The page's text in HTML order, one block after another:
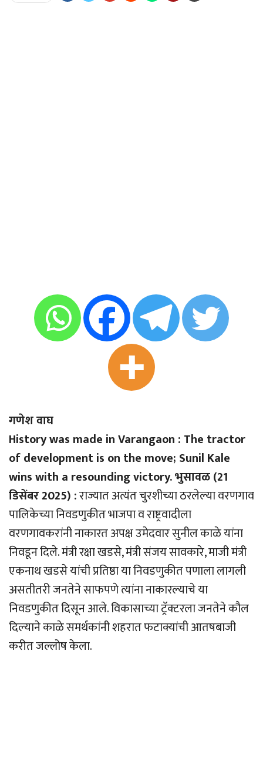
गणेश वाघ
History was made in Varangaon : The tractor
of development is on the move; Sunil Kale
wins with a resounding victory. भुसावळ (21
डिसेंबर 2025) :राज्यात अत्यंत चुरशीच्या ठरलेल्या वरणगाव
पालिकेच्या निवडणुकीत भाजपा व राष्ट्रवादीला
वरणगावकरांनी नाकारत अपक्ष उमेदवार सुनील काळे यांना
निवडून दिले. मंत्री रक्षा खडसे, मंत्री संजय सावकारे, माजी मंत्री
एकनाथ खडसे यांची प्रतिष्ठा या निवडणुकीत पणाला लागली
असतीतरी जनतेने साफपणे त्यांना नाकारल्याचे या
निवडणुकीत दिसून आले. विकासाच्या ट्रॅक्टरला जनतेने कौल
दिल्याने काळे समर्थकांनी शहरात फटाक्यांची आतषबाजी
करीत जल्लोष केला.